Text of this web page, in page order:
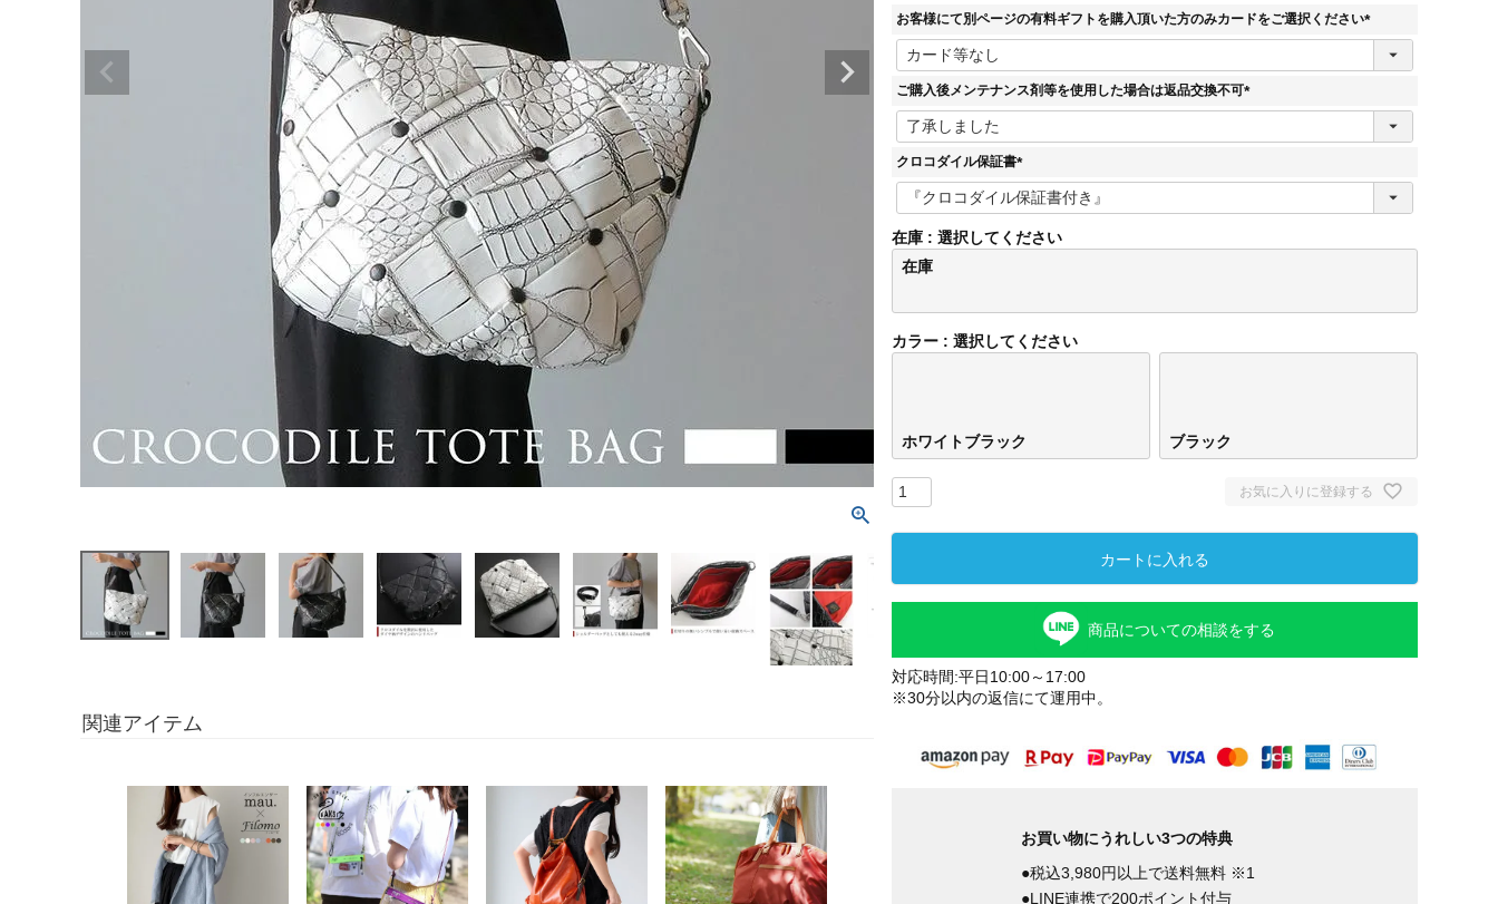
関連アイテム
お客様にて別ページの有料ギフトを購入頂いた方のみカードをご選択ください
(
ご購入後メンテナンス剤等を使用した場合は返品交換不可
(
クロコダイル保証書
(
必
)
在庫
選択してください
在庫
カラー 選択してください
ホワイトブラック ブラック
お気に入りに登録する
カートに入れる
商品についての相談をする
対応時間:平日10:00～17:00
※30分以内の返信にて運用中。
お買い物にうれしい3つの特典
●税込3,980円以上で送料無料 ※1
●LINE連携で200ポイント付与